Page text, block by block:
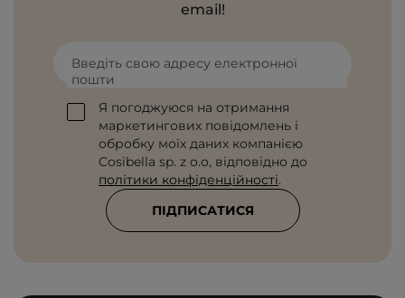
email!
Введіть свою адресу електронної
пошти
Я погоджуюся на отримання
маркетингових повідомлень і
обробку моїх даних компанією
Cosibella sp. z o.o, відповідно до
політики конфіденційності.
ПІДПИСАТИСЯ